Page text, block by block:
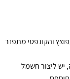
והקונפטי מתפזר
יש ליצור חשמל